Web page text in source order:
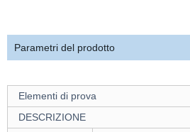
Parametri del prodotto
Elementi di prova
DESCRIZIONE